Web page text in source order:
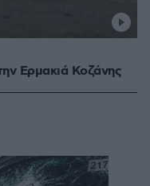
Ερμακιά Κοζάνης